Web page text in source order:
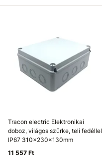
Tracon electric Elektronikai
doboz, világos szürke, teli fedéllel
IP67 310x230x130mm
11 557 Ft